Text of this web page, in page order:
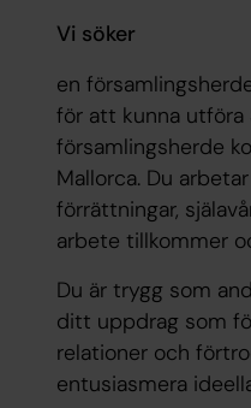
Vi söker
en
för att kunna utföra
församlingsherde
Mallorca. Du
förrättningar,
arbete tillkommer
Du är trygg som
ditt uppdrag som
relationer och
entusiasmera